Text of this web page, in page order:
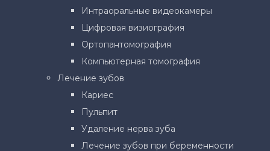
Интраоральные видеокамеры
Цифровая визиография
Ортопантомография
Компьютерная томография
Лечение зубов
Кариес
Пульпит
Удаление нерва зуба
Лечение зубов при беременности